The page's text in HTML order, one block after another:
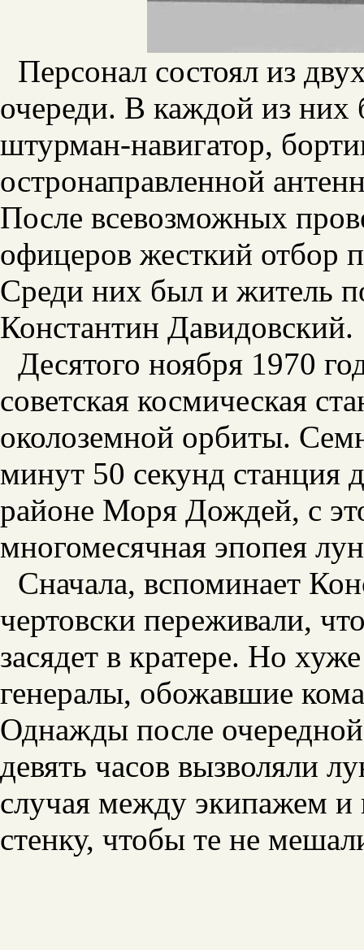
Персонал состоял из
очереди. В каждой из них
штурман-навигатор,
остронаправленной
После всевозможных
офицеров жесткий отбор
Среди них был и житель
Константин Давидовский.
Десятого ноября 1970
советская космическая
околоземной орбиты.
минут 50 секунд станция
районе Моря Дождей, с
многомесячная эпопея
Сначала, вспоминает
чертовски переживали,
засядет в кратере. Но
генералы, обожавшие
Однажды после
девять часов вызволяли
случая между экипажем и
стенку, чтобы те не